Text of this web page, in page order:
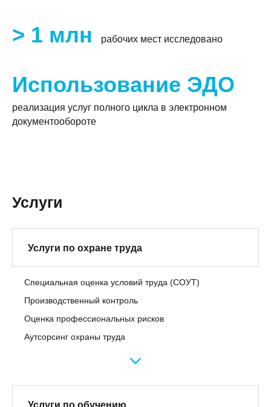
> 1 млн рабочих мест исследовано
Использование ЭДО
реализация услуг полного цикла в электронном
документообороте
Услуги
Услуги по охране труда
Специальная оценка условий труда (СОУТ)
Производственный контроль
Оценка профессиональных рисков
Аутсорсинг охраны труда
Услуги по обучению